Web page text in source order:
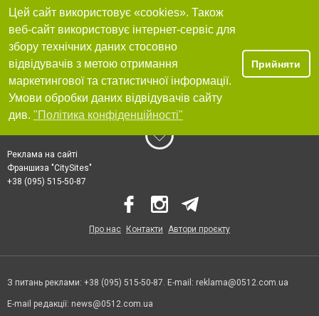
Цей сайт використовує «cookies». Також
веб-сайт використовує інтернет-сервіс для
збору технічних даних стосовно
відвідувачів з метою отримання
маркетингової та статистичної інформації.
Умови обробки даних відвідувачів сайту
див. "Політика конфіденційності"
Прийняти
Реклама на сайті
Франшиза "CitySites"
+38 (095) 515-50-87
Про нас Контакти Автори проєкту
З питань реклами: +38 (095) 515-50-87. E-mail: reklama@0512.com.ua
E-mail редакції: news@0512.com.ua